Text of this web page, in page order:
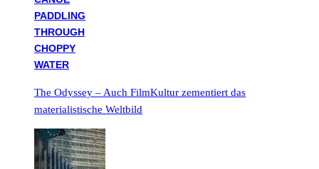
The Odyssey – Auch FilmKultur zementiert das
materialistische Weltbild